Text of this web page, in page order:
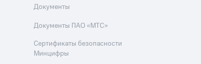
Документы
Документы ПАО «МТС»
Сертификаты безопасности
Минцифры